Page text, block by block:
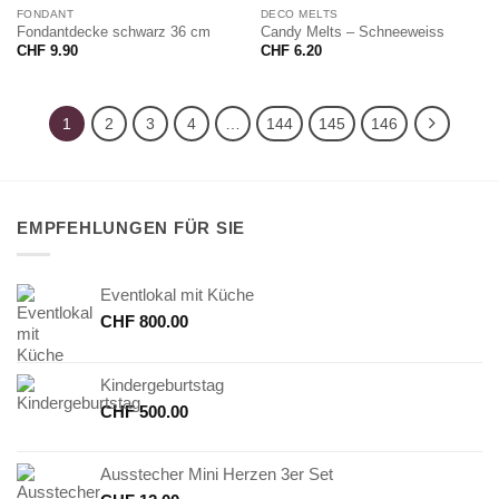
FONDANT
Fondantdecke schwarz 36 cm
CHF9.90
DECO MELTS
Candy Melts – Schneeweiss
CHF6.20
1 2 3 4 144 145 146
EMPFEHLUNGEN FÜR SIE
Eventlokal mit Küche
CHF 800.00
Kindergeburtstag
CHF500.00
Ausstecher Mini Herzen 3er Set